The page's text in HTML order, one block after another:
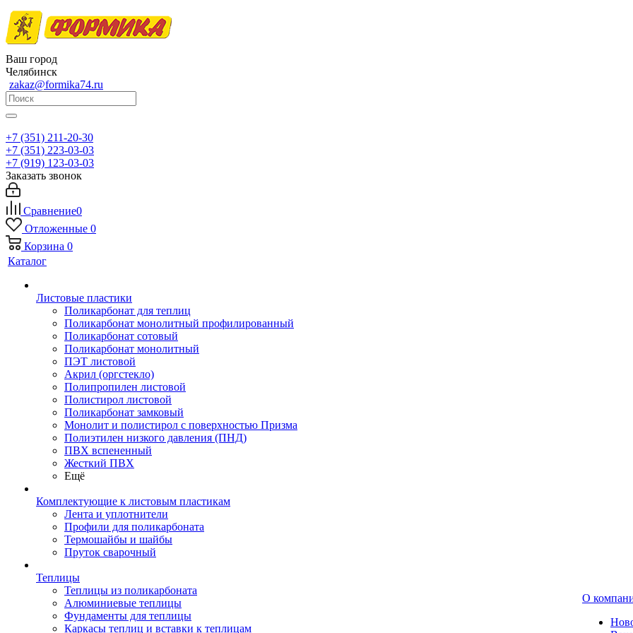
Ваш город
Челябинск
zakaz@formika74.ru
+7 (351) 211-20-30
+7 (351) 223-03-03
+7 (919) 123-03-03
Заказать звонок
Сравнение0
Отложенные 0
Корзина 0
Каталог
Листовые пластики
Поликарбонат для теплиц
Поликарбонат монолитный профилированный
Поликарбонат сотовый
Поликарбонат монолитный
ПЭТ листовой
Акрил (оргстекло)
Полипропилен листовой
Полистирол листовой
Поликарбонат замковый
Монолит и полистирол с поверхностью Призма
Полиэтилен низкого давления (ПНД)
ПВХ вспененный
Жесткий ПВХ
Ещё
Комплектующие к листовым пластикам
Лента и уплотнители
Профили для поликарбоната
Термошайбы и шайбы
Пруток сварочный
Теплицы
Теплицы из поликарбоната
Алюминиевые теплицы
Фундаменты для теплицы
Каркасы теплиц и вставки к теплицам
О